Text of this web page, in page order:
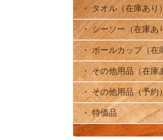
・ タオル（在庫あり）
・ シーソー（在庫あ
・ ボールカップ（在
・ その他用品（在庫
・ その他用品（予約
・ 特価品